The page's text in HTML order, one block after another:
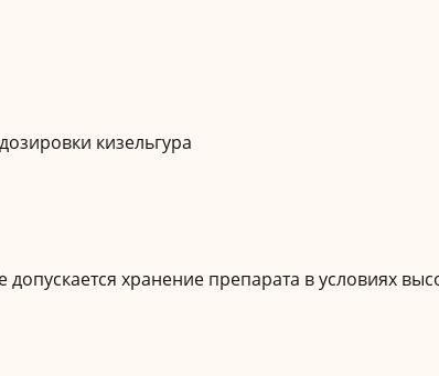
кизельгура
хранение препарата в условиях